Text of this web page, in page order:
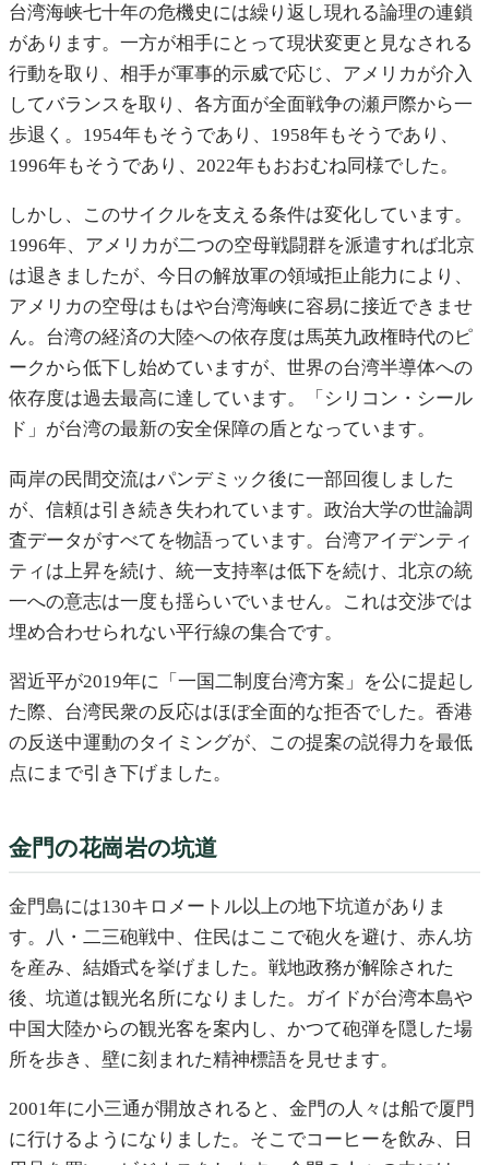
台湾海峡七十年の危機史には繰り返し現れる論理の連鎖
があります。一方が相手にとって現状変更と見なされる
行動を取り、相手が軍事的示威で応じ、アメリカが介入
してバランスを取り、各方面が全面戦争の瀬戸際から一
歩退く。1954年もそうであり、1958年もそうであり、
1996年もそうであり、2022年もおおむね同様でした。
しかし、このサイクルを支える条件は変化しています。
1996年、アメリカが二つの空母戦闘群を派遣すれば北京
は退きましたが、今日の解放軍の領域拒止能力により、
アメリカの空母はもはや台湾海峡に容易に接近できませ
ん。台湾の経済の大陸への依存度は馬英九政権時代のピ
ークから低下し始めていますが、世界の台湾半導体への
依存度は過去最高に達しています。「シリコン・シール
ド」が台湾の最新の安全保障の盾となっています。
両岸の民間交流はパンデミック後に一部回復しました
が、信頼は引き続き失われています。政治大学の世論調
査データがすべてを物語っています。台湾アイデンティ
ティは上昇を続け、統一支持率は低下を続け、北京の統
一への意志は一度も揺らいでいません。これは交渉では
埋め合わせられない平行線の集合です。
習近平が2019年に「一国二制度台湾方案」を公に提起し
た際、台湾民衆の反応はほぼ全面的な拒否でした。香港
の反送中運動のタイミングが、この提案の説得力を最低
点にまで引き下げました。
金門の花崗岩の坑道
金門島には130キロメートル以上の地下坑道がありま
す。八・二三砲戦中、住民はここで砲火を避け、赤ん坊
を産み、結婚式を挙げました。戦地政務が解除された
後、坑道は観光名所になりました。ガイドが台湾本島や
中国大陸からの観光客を案内し、かつて砲弾を隠した場
所を歩き、壁に刻まれた精神標語を見せます。
2001年に小三通が開放されると、金門の人々は船で厦門
に行けるようになりました。そこでコーヒーを飲み、日